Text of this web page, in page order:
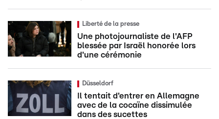
Liberté de la presse
Une photojournaliste de l'AFP
blessée par Israël honorée lors
d'une cérémonie
Düsseldorf
Il tentait d'entrer en Allemagne
avec de la cocaïne dissimulée
dans des sucettes